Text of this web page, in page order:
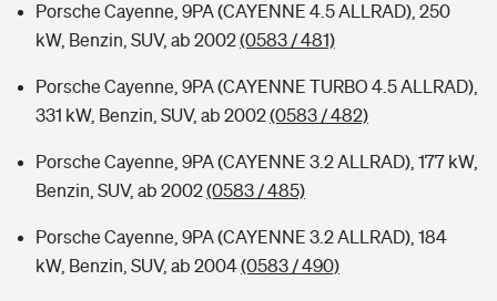
Sie haben Fragen?
Zur Übersicht
Tools
Kinderunfall-Check: Mehr Sicherheit für deine Kids
Sie haben Fragen?
Porsche Cayenne, 9PA (CAYENNE 4.5 ALLRAD), 250
kW, Benzin, SUV, ab 2002(0583 / 481)
Porsche Cayenne, 9PA (CAYENNE TURBO 4.5 ALLRAD),
331 kW, Benzin, SUV, ab 2002(0583 / 482)
Porsche Cayenne, 9PA (CAYENNE 3.2 ALLRAD), 177 kW,
Benzin, SUV, ab 2002(0583 / 485)
Porsche Cayenne, 9PA (CAYENNE 3.2 ALLRAD), 184
kW, Benzin, SUV, ab 2004(0583 / 490)